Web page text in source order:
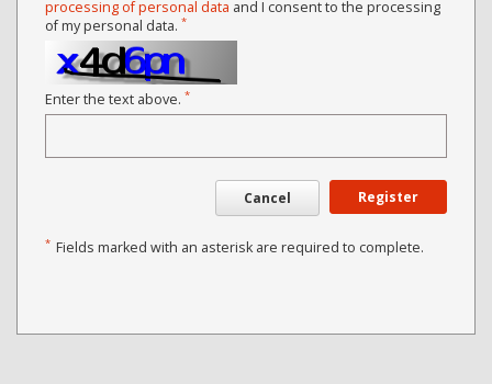
processing of personal data and I consent to the processing
of my personal data. *
Enter the text above. *
Cancel Register
* Fields marked with an asterisk are required to complete.